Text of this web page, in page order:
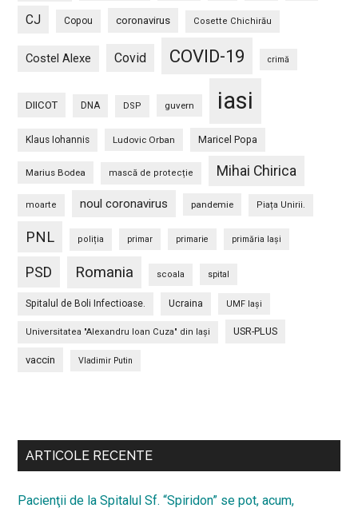
CJ Copou coronavirus Cosette Chichirău
Costel Alexe Covid COVID-19 crimă
DIICOT DNA DSP guvern iasi
Klaus Iohannis Ludovic Orban Maricel Popa
Marius Bodea mască de protecție Mihai Chirica
moarte noul coronavirus pandemie Piața Unirii.
PNL poliția primar primarie primăria Iași
PSD Romania scoala spital
Spitalul de Boli Infectioase. Ucraina UMF Iași
Universitatea "Alexandru Ioan Cuza" din Iaşi USR-PLUS
vaccin Vladimir Putin
secundara
ARTICOLE RECENTE
Pacienţii de la Spitalul Sf. “Spiridon” se pot, acum,